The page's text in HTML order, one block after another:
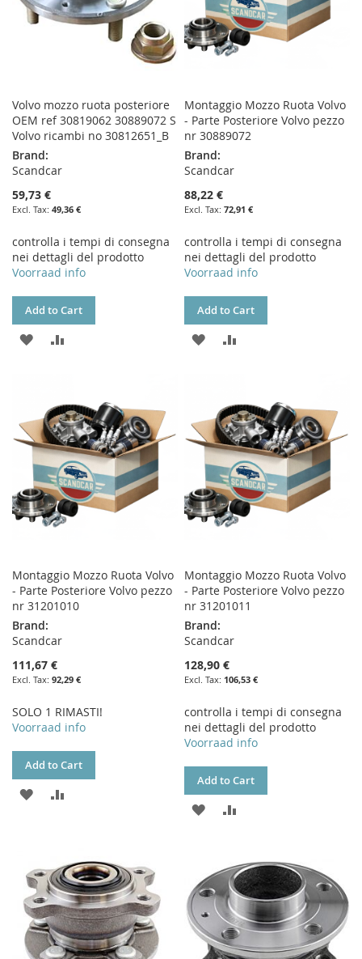
Volvo mozzo ruota posteriore
OEM ref 30819062 30889072 S
Volvo ricambi no 30812651_B
Brand:
Scandcar
59,73 €
49,36 €
controlla i tempi di consegna
nei dettagli del prodotto
Voorraad info
Add to Cart
ADD
LIST
Montaggio Mozzo Ruota Volvo
- Parte Posteriore Volvo pezzo
nr 30889072
Brand:
Scandcar
88,22 €
72,91 €
controlla i tempi di consegna
nei dettagli del prodotto
Voorraad info
Add to Cart
ADD
LIST
Montaggio Mozzo Ruota Volvo
- Parte Posteriore Volvo pezzo
nr 31201010
Brand:
Scandcar
111,67 €
92,29 €
SOLO 1 RIMASTI!
Voorraad info
Add to Cart
ADD
LIST
Montaggio Mozzo Ruota Volvo
- Parte Posteriore Volvo pezzo
nr 31201011
Brand:
Scandcar
128,90 €
106,53 €
controlla i tempi di consegna
nei dettagli del prodotto
Voorraad info
Add to Cart
ADD
WISH
LIST
COMPARE